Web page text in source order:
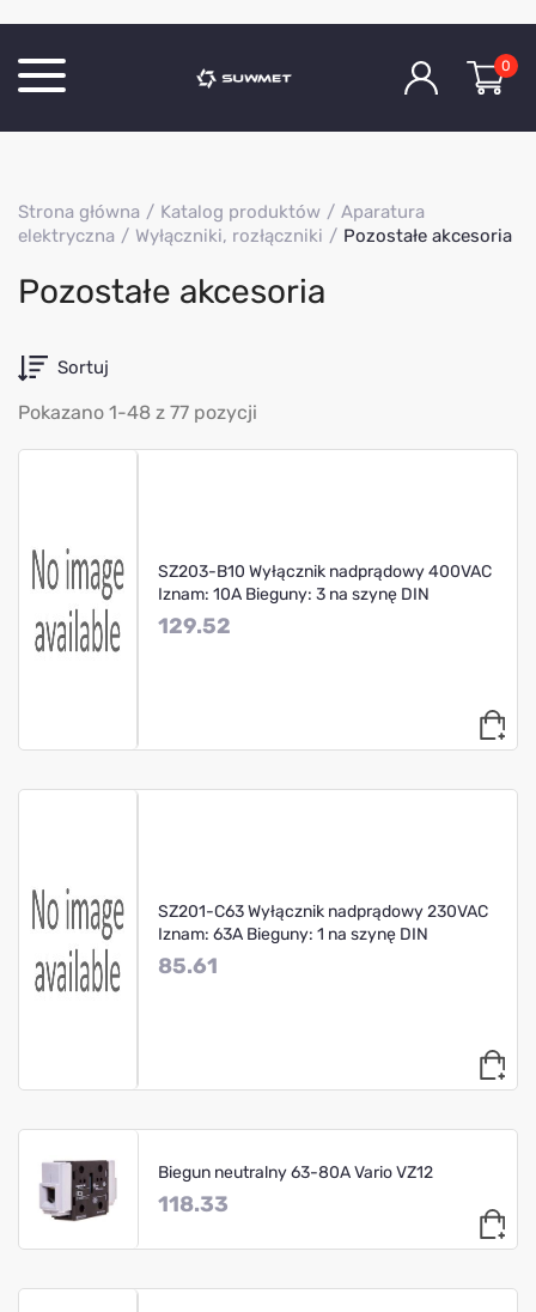
O Firmie
Kontakt
0
Strona główna Katalog produktów
Aparatura
elektryczna
Wyłączniki, rozłączniki Pozostałe akcesoria
Pozostałe akcesoria
Sortuj
Pokazano 1-48 z 77 pozycji
SZ203-B10 Wyłącznik nadprądowy 400VAC
Iznam: 10A Bieguny: 3 na szynę DIN
129.52
SZ201-C63 Wyłącznik nadprądowy 230VAC
Iznam: 63A Bieguny: 1 na szynę DIN
85.61
Biegun neutralny 63-80A Vario VZ12
118.33